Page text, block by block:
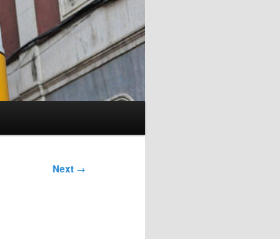
Next →